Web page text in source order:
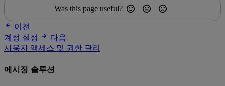
Was this page useful?
이전
계정 설정
다음
사용자 액세스 및 권한 관리
메시징 솔루션